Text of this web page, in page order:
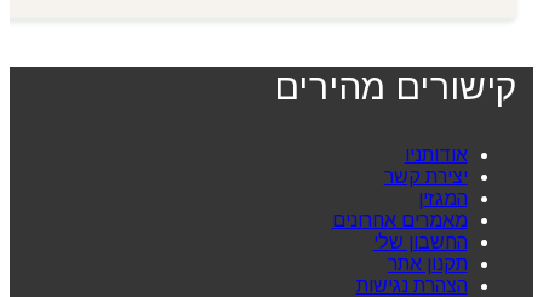
קישורים מהירים
אודותניו
יצירת קשר
המגזין
מאמרים אחרונים
החשבון שלי
תקנון אתר
הצהרת נגישות